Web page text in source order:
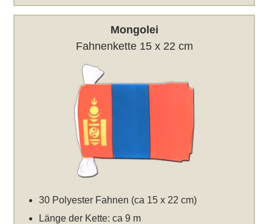
Mongolei
Fahnenkette 15 x 22 cm
30 Polyester Fahnen (ca 15 x 22 cm)
Länge der Kette: ca 9 m